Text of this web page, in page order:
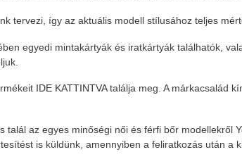
tervezi, így az aktuális modell stílusához teljes
egyedi mintakártyák és iratkártyák találhatók,
IDE KATTINTVAtalálja meg. A márkacsalád
talál az egyes minőségi női és férfi bőr modellekről
is küldünk, amennyiben a feliratkozás után a